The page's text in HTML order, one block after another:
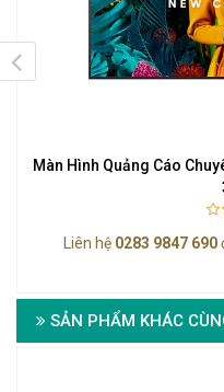
Màn Hình Quảng Cáo
Liên hệ 0283 9847 690
SẢN PHẨM KHÁC